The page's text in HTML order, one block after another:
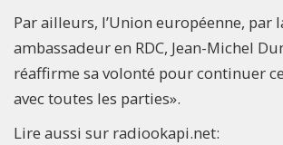
Par ailleurs, l’Union européenne, par
ambassadeur en RDC, Jean-Michel
réaffirme sa volonté pour continuer
avec toutes les parties».
Lire aussi sur radiookapi.net: